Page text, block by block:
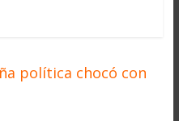
política chocó con